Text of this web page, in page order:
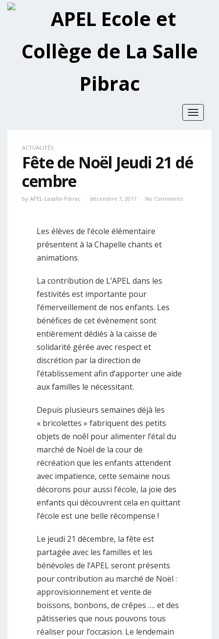
Toggle
ACTUALITÉS
Fête de Noël Jeudi 21 dé
cembre
by APEL-Lasalle-Pibrac décembre 7, 2017 No Comments
Les élèves de l’école élémentaire
présentent à la Chapelle chants et
animations.
La contribution de L’APEL dans les
festivités est importante pour
l’émerveillement de nos enfants. Les
bénéfices de cet évènement sont
entièrement dédiés à la caisse de
solidarité gérée avec respect et
discrétion par la direction de
l’établissement afin d’apporter une aide
aux familles le nécessitant.
Depuis plusieurs semaines déjà les
« bricolettes » fabriquent des petits
objets de noêl pour alimenter l’étal du
marché de Noël de la cour de
récréation que les enfants attendent
avec impatience, cette semaine nous
décorons pour aussi l’école, la joie des
enfants qui découvrent cela en quittant
l’école est une belle récompense !
Le jeudi 21 décembre, la fête est
partagée avec les familles et les
bénévoles de l’APEL seront présents
pour contribution au marché de Noël :
approvisionnement et vente de
boissons, bonbons, de crêpes …. et des
pâtisseries que nous pouvons tous
réaliser pour l’occasion. Le lendemain